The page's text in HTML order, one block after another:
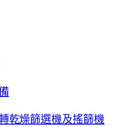
乾燥篩選機及搖篩機